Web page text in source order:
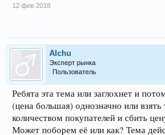
12 фев 2018
Alchu
Эксперт рынка
Пользователь
Ребята эта тема или заглохнет и
(цена большая) однозначно или
количеством покупателей и сбить
Может поборем её или как? Тема